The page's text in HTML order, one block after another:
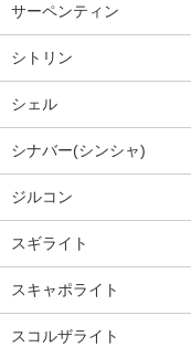
サーペンティン
シトリン
シェル
シナバー(シンシャ)
ジルコン
スギライト
スキャポライト
スコルザライト